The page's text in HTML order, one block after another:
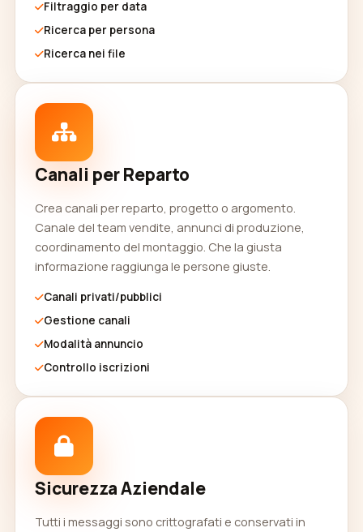
Filtraggio per data
Ricerca per persona
Ricerca nei file
Canali per Reparto
Crea canali per reparto, progetto o argomento.
Canale del team vendite, annunci di produzione,
coordinamento del montaggio. Che la giusta
informazione raggiunga le persone giuste.
Canali privati/pubblici
Gestione canali
Modalità annuncio
Controllo iscrizioni
Sicurezza Aziendale
Tutti i messaggi sono crittografati e conservati in